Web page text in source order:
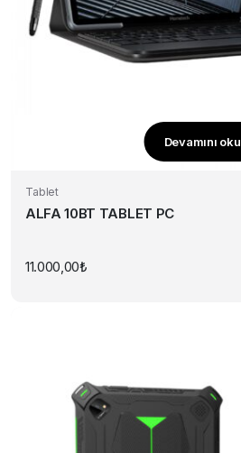
Devamını oku
Tablet
ALFA 10BT TABLET PC
11.000,00₺